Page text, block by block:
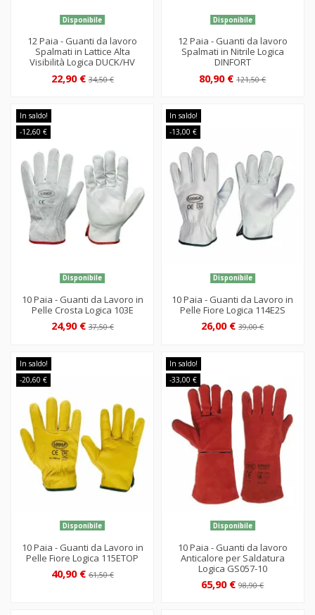
Disponibile
12 Paia - Guanti da lavoro
Spalmati in Lattice Alta
Visibilità Logica DUCK/HV
22,90 €34,50 €
Disponibile
12 Paia - Guanti da lavoro
Spalmati in Nitrile Logica
DINFORT
80,90 €121,50 €
In saldo!
-12,60 €
Disponibile
10 Paia - Guanti da Lavoro in
Pelle Crosta Logica 103E
24,90 €37,50 €
In saldo!
-13,00 €
Disponibile
10 Paia - Guanti da Lavoro in
Pelle Fiore Logica 114E2S
26,00 €39,00 €
In saldo!
-20,60 €
Disponibile
10 Paia - Guanti da Lavoro in
Pelle Fiore Logica 115ETOP
40,90 €61,50 €
In saldo!
-33,00 €
Disponibile
10 Paia - Guanti da lavoro
Anticalore per Saldatura
Logica GS057-10
65,90 €98,90 €